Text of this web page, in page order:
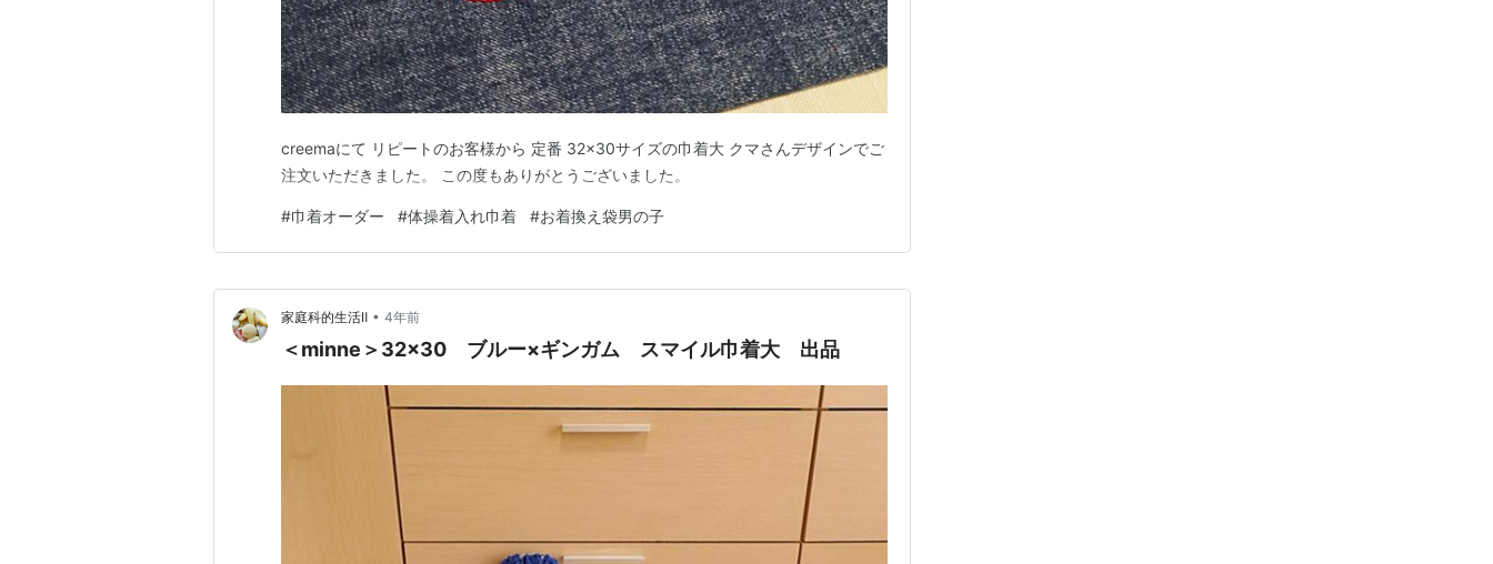
creemaにて リピートのお客様から 定番 32×30サイズの巾着大 クマさんデザインでご
注文いただきました。 この度もありがとうございました。
#巾着オーダー #体操着入れ巾着 #お着換え袋男の子
家庭科的生活Ⅱ • 4年前
＜minne＞32×30 ブルー×ギンガム スマイル巾着大 出品